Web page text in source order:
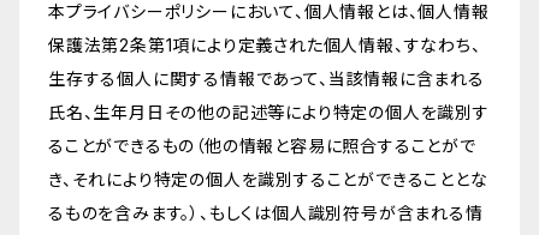
本プライバシーポリシーにおいて、個人情報とは、個人情報
保護法第2条第1項により定義された個人情報、すなわち、
生存する個人に関する情報であって、当該情報に含まれる
氏名、生年月日その他の記述等により特定の個人を識別す
ることができるもの（他の情報と容易に照合することがで
き、それにより特定の個人を識別することができることとな
るものを含みます。）、もしくは個人識別符号が含まれる情